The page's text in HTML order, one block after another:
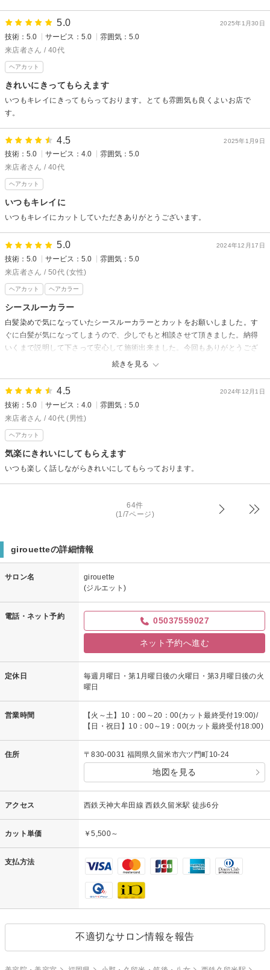
2025年1月30日
5.0
技術：5.0 サービス：5.0
雰囲気：5.0
来店者さん / 40代
ヘアカット
きれいにきってもらえます
いつもキレイにきってもらっております。とても雰囲気も良くよいお店で
す。
2025年1月9日
4.5
技術：5.0 サービス：4.0
雰囲気：5.0
来店者さん / 40代
ヘアカット
いつもキレイに
いつもキレイにカットしていただきありがとうございます。
2024年12月17日
5.0
技術：5.0 サービス：5.0
雰囲気：5.0
来店者さん / 50代 (女性)
ヘアカット ヘアカラー
シースルーカラー
続きを見る
白髪染めで気になっていたシースルーカラーとカットをお願いしました。す
ぐに白髪が気になってしまうので、少しでもと相談させて頂きました。納得
いくまで説明して下さって安心して施術出来ました。今回もありがとうござ
2024年12月1日
4.5
技術：5.0 サービス：4.0
雰囲気：5.0
来店者さん / 40代 (男性)
ヘアカット
気楽にきれいにしてもらえます
いつも楽しく話しながらきれいにしてもらっております。
64件
(1/7ページ)
girouetteの詳細情報
サロン名
girouette
(ジルエット)
電話・ネット予約 05037559027
ネット予約へ進む
定休日
毎週月曜日・第1月曜日後の火曜日・第3月曜日後の火
曜日
営業時間
【火～土】10：00～20：00(カット最終受付19:00)/
【日・祝日】10：00～19：00(カット最終受付18:00)
住所 〒830-0031 福岡県久留米市六ツ門町10-24
地図を見る
アクセス 西鉄天神大牟田線 西鉄久留米駅 徒歩6分
カット単価 ￥5,500～
支払方法
不適切なサロン情報を報告